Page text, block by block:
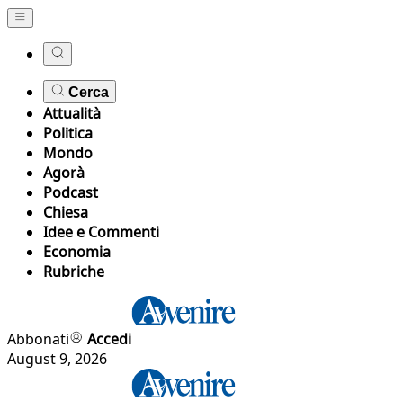
Cerca
Attualità
Politica
Mondo
Agorà
Podcast
Chiesa
Idee e Commenti
Economia
Rubriche
Abbonati
Accedi
August 9, 2026